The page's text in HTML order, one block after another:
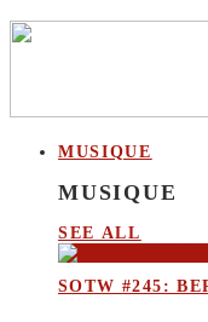
MUSIQUE
MUSIQUE
SEE ALL
SOTW #245: